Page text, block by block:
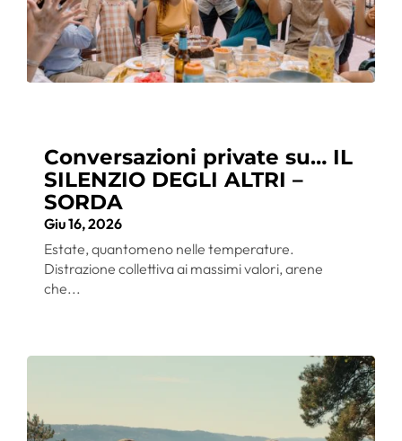
Conversazioni private su… IL
SILENZIO DEGLI ALTRI –
SORDA
Giu 16, 2026
Estate, quantomeno nelle temperature.
Distrazione collettiva ai massimi valori, arene
che...